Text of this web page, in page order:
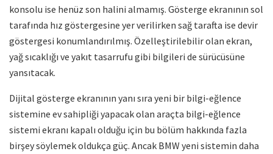
konsolu ise henüz son halini almamış. Gösterge ekranının sol
tarafında hız göstergesine yer verilirken sağ tarafta ise devir
göstergesi konumlandırılmış. Özelleştirilebilir olan ekran,
yağ sıcaklığı ve yakıt tasarrufu gibi bilgileri de sürücüsüne
yansıtacak.
Dijital gösterge ekranının yanı sıra yeni bir bilgi-eğlence
sistemine ev sahipliği yapacak olan araçta bilgi-eğlence
sistemi ekranı kapalı olduğu için bu bölüm hakkında fazla
birşey söylemek oldukça güç. Ancak BMW yeni sistemin daha